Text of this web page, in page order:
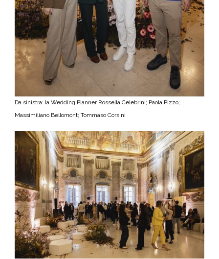
Da sinistra: la Wedding Planner Rossella Celebrini; Paola Pizzo;
Massimiliano Bellomont; Tommaso Corsini